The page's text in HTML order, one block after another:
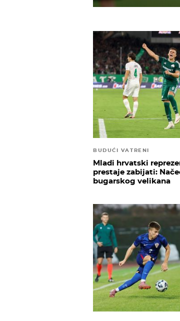
BUDUĆI VATRENI
Mladi hrvatski
prestaje zabijati:
bugarskog velikana